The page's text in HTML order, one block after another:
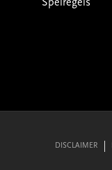
Spelregels
DISCLAIMER